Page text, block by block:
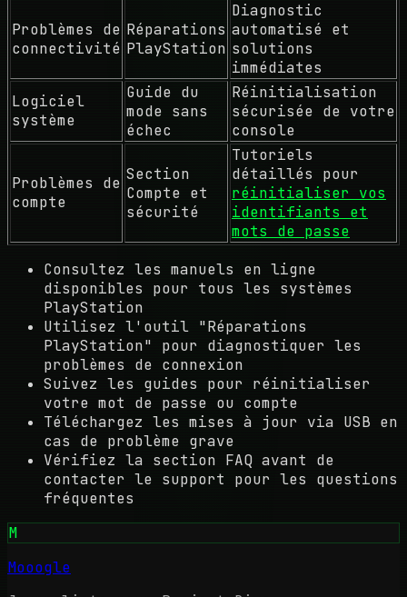
Problèmes de
connectivité
Réparations
PlayStation
Diagnostic
automatisé et
solutions
immédiates
Logiciel
système
Guide du
mode sans
échec
Réinitialisation
sécurisée de votre
console
Problèmes de
compte
Section
Compte et
sécurité
Tutoriels
détaillés pour
réinitialiser vos
identifiants et
mots de passe
Consultez les manuels en ligne
disponibles pour tous les systèmes
PlayStation
Utilisez l'outil "Réparations
PlayStation" pour diagnostiquer les
problèmes de connexion
Suivez les guides pour réinitialiser
votre mot de passe ou compte
Téléchargez les mises à jour via USB en
cas de problème grave
Vérifiez la section FAQ avant de
contacter le support pour les questions
fréquentes
M
Mooogle